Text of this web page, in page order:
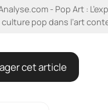
- Pop Art :
culture pop dans l’art
cet article